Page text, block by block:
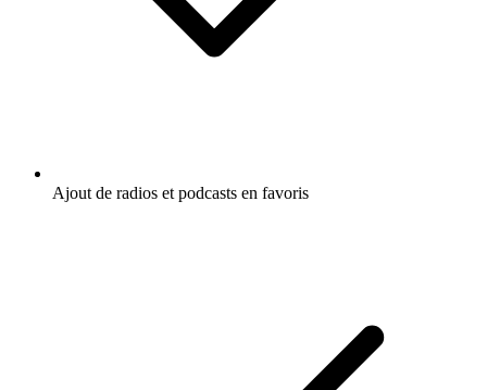
Ajout de radios et podcasts en favoris